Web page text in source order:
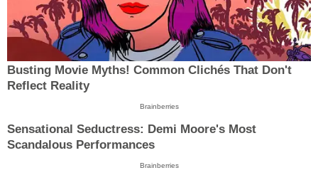
Busting Movie Myths! Common Clichés That Don't
Reflect Reality
Brainberries
Sensational Seductress: Demi Moore's Most
Scandalous Performances
Brainberries